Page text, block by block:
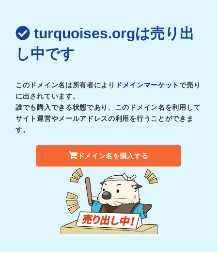
turquoises.orgは売り出
し中です
このドメイン名は所有者により ドメインマーケットで売り
に出されています。
誰でも購入できる状態であり、このドメイン名を利用して
サイト運営やメールアドレスの利用を行うことができま
す。
ドメイン名を購入する